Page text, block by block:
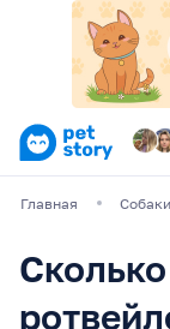
Главная Собаки